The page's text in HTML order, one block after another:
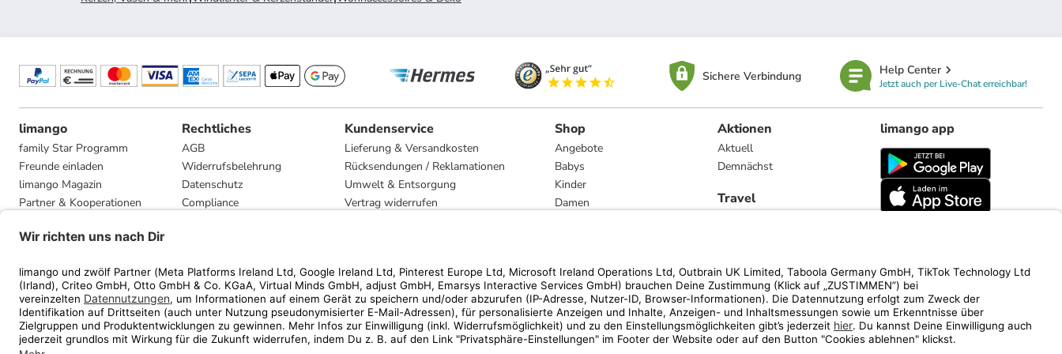
Sichere Verbindung Help Center
Jetzt auch per Live-Chat erreichbar!
limango
family Star Programm
Freunde einladen
limango Magazin
Partner & Kooperationen
Presse
Rechtliches
AGB
Widerrufsbelehrung
Datenschutz
Compliance
Kundenservice
Lieferung & Versandkosten
Rücksendungen / Reklamationen
Umwelt & Entsorgung
Vertrag widerrufen
Shop
Angebote
Babys
Kinder
Damen
Marken
Aktionen
Aktuell
Demnächst
Travel
limango app
limango.nl limango.pl